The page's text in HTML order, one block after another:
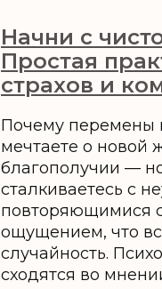
Начни с
Простая
страхов и
Почему перемены
мечтаете о новой
благополучии —
сталкиваетесь с
повторяющимися
ощущением, что
случайность.
сходятся во